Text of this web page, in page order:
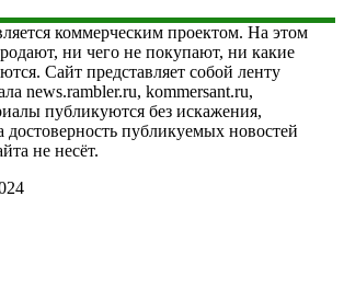
коммерческим проектом. На этом
ни чего не покупают, ни какие
Сайт представляет собой ленту
news.rambler.ru, kommersant.ru,
публикуются без искажения,
достоверность публикуемых новостей
не несёт.